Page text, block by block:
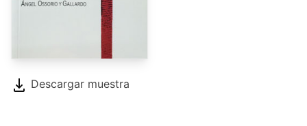
Descargar muestra